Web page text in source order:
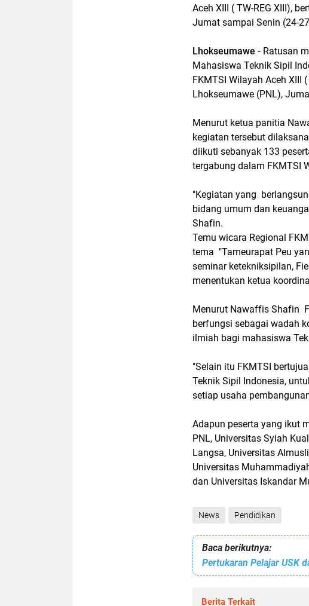
Aceh XIII ( TW-REG XIII),
Jumat sampai Senin (24-
Lhokseumawe - Ratusan
Mahasiswa Teknik Sipil
FKMTSI Wilayah Aceh XIII
Lhokseumawe (PNL),
Menurut ketua panitia
kegiatan tersebut
diikuti sebanyak 133
tergabung dalam FKMTSI
"Kegiatan yang
bidang umum dan
Shafin.
Temu wicara Regional
tema "Tameurapat Peu
seminar ketekniksipilan,
menentukan ketua
Menurut Nawaffis Shafin
berfungsi sebagai wadah
ilmiah bagi mahasiswa
"Selain itu FKMTSI
Teknik Sipil Indonesia,
setiap usaha
Adapun peserta yang ikut
PNL, Universitas Syiah
Langsa, Universitas
Universitas
dan Universitas Iskandar
News Pendidikan
Baca berikutnya:
Pertukaran Pelajar USK
Berita Terkait